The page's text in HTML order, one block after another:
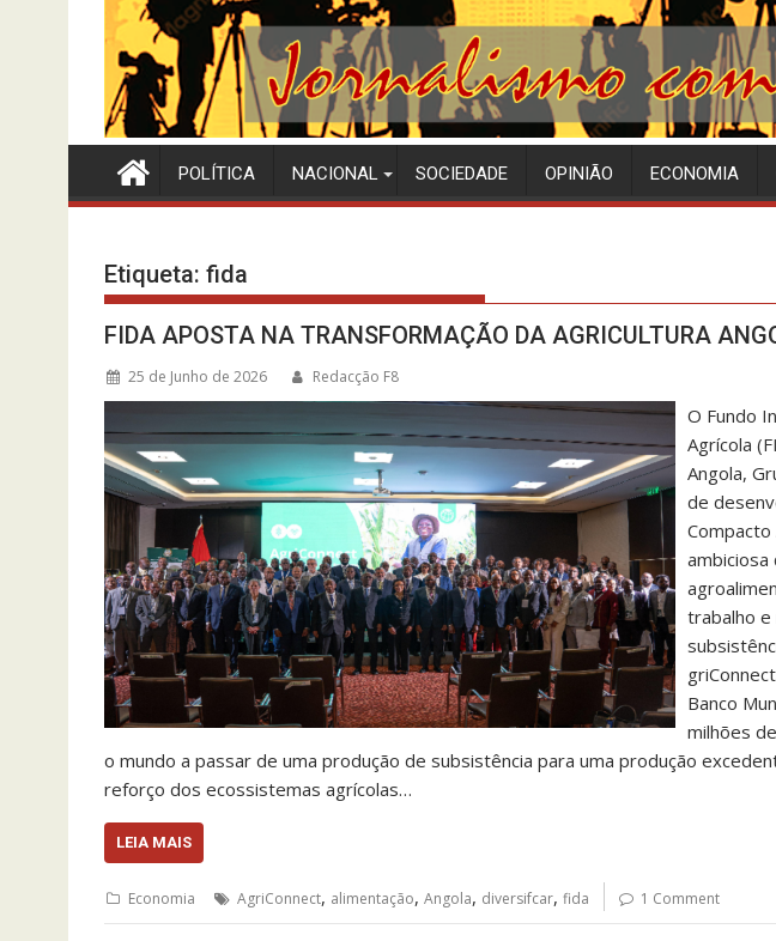
POLÍTICA NACIONAL SOCIEDADE OPINIÃO ECONOMIA
Etiqueta: fida
FIDA APOSTA NA TRANSFORMAÇÃO DA AGRICULTURA
25 de Junho de 2026 Redacção F8
O Fundo
Agrícola
Angola,
de
Compacto
trabalho
Banco
milhões
o mundo a passar de uma produção de subsistência para uma produção
reforço dos ecossistemas agrícolas…
LEIA MAIS
Economia AgriConnect, alimentação, Angola, diversifcar, fida 1 Comment